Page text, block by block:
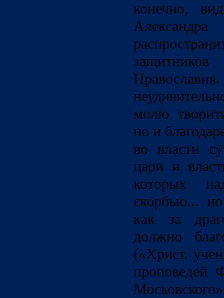
конечно,
защитников
молю
но и
во власти
цари и
которых
скорбью...
как за
должно
(«Христ.
проповедей